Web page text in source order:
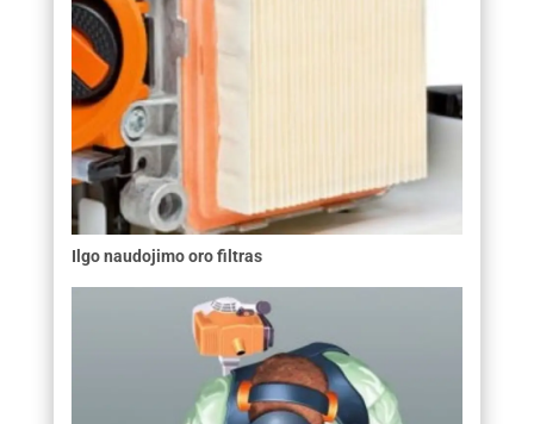
Ilgo naudojimo oro filtras